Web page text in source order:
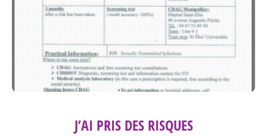
J’AI PRIS DES RISQUES